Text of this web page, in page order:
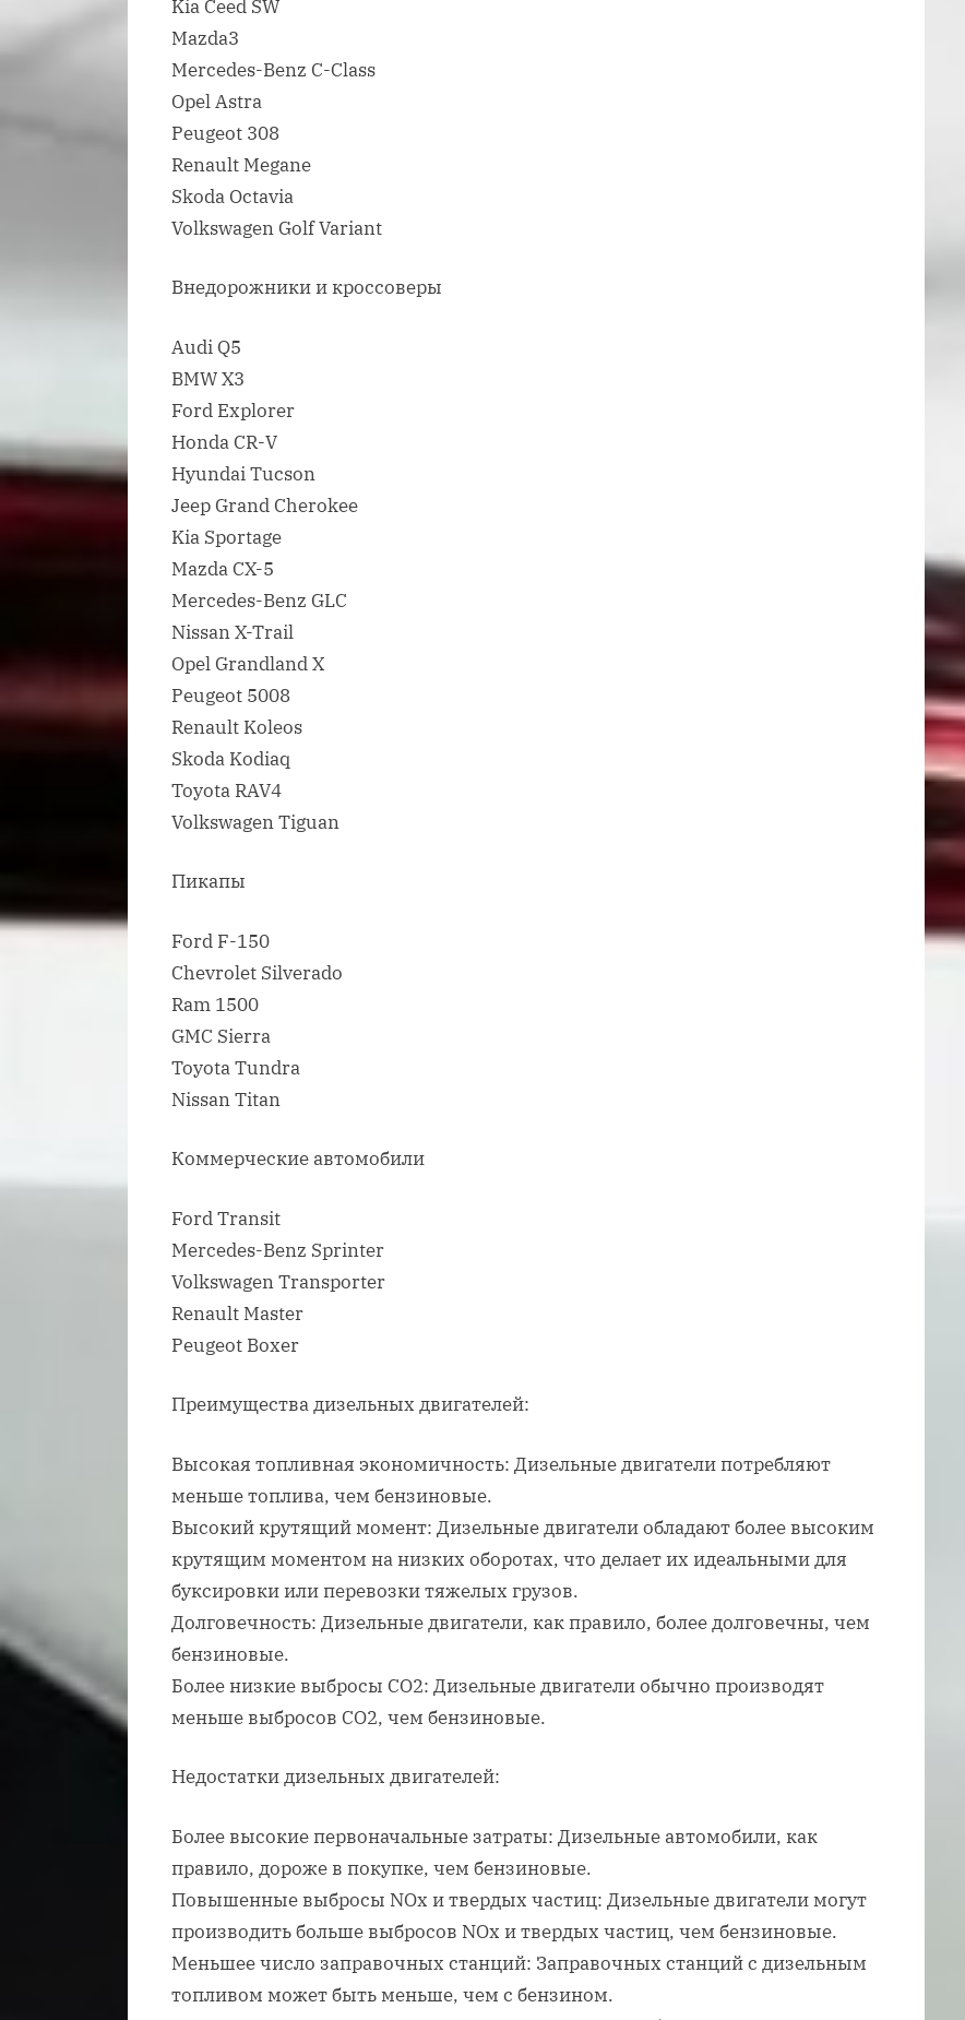
Kia Ceed SW
Mazda3
Mercedes-Benz C-Class
Opel Astra
Peugeot 308
Renault Megane
Skoda Octavia
Volkswagen Golf Variant
Внедорожники и кроссоверы
Audi Q5
BMW X3
Ford Explorer
Honda CR-V
Hyundai Tucson
Jeep Grand Cherokee
Kia Sportage
Mazda CX-5
Mercedes-Benz GLC
Nissan X-Trail
Opel Grandland X
Peugeot 5008
Renault Koleos
Skoda Kodiaq
Toyota RAV4
Volkswagen Tiguan
Пикапы
Ford F-150
Chevrolet Silverado
Ram 1500
GMC Sierra
Toyota Tundra
Nissan Titan
Коммерческие автомобили
Ford Transit
Mercedes-Benz Sprinter
Volkswagen Transporter
Renault Master
Peugeot Boxer
Преимущества дизельных двигателей:
Высокая топливная экономичность: Дизельные двигатели потребляют
меньше топлива, чем бензиновые.
Высокий крутящий момент: Дизельные двигатели обладают более высоким
крутящим моментом на низких оборотах, что делает их идеальными для
буксировки или перевозки тяжелых грузов.
Долговечность: Дизельные двигатели, как правило, более долговечны, чем
бензиновые.
Более низкие выбросы CO2: Дизельные двигатели обычно производят
меньше выбросов CO2, чем бензиновые.
Недостатки дизельных двигателей:
Более высокие первоначальные затраты: Дизельные автомобили, как
правило, дороже в покупке, чем бензиновые.
Повышенные выбросы NOx и твердых частиц: Дизельные двигатели могут
производить больше выбросов NOx и твердых частиц, чем бензиновые.
Меньшее число заправочных станций: Заправочных станций с дизельным
топливом может быть меньше, чем с бензином.